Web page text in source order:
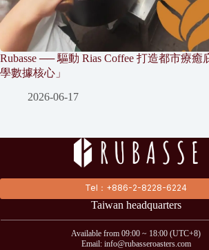
Rubasse ── 驅動 Rias Coffee 打造都市療癒
學數據核心」
2026-06-17
Tel：+886-2-8228-6224
Taiwan headquarters
Available from 09:00 ~ 18:00 (UTC+8)
Email: info@rubasseroasters.com